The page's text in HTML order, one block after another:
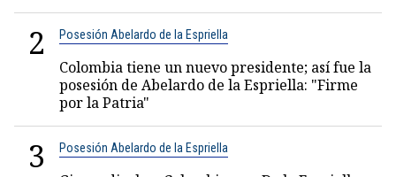
2 Posesión Abelardo de la Espriella
Colombia tiene un nuevo presidente; así fue la
posesión de Abelardo de la Espriella: "Firme
por la Patria"
3 Posesión Abelardo de la Espriella